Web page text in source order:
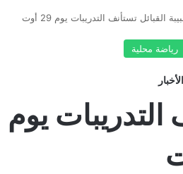
القبائل تستأنف التدريبات يوم 29 أوت
رياضة محلية